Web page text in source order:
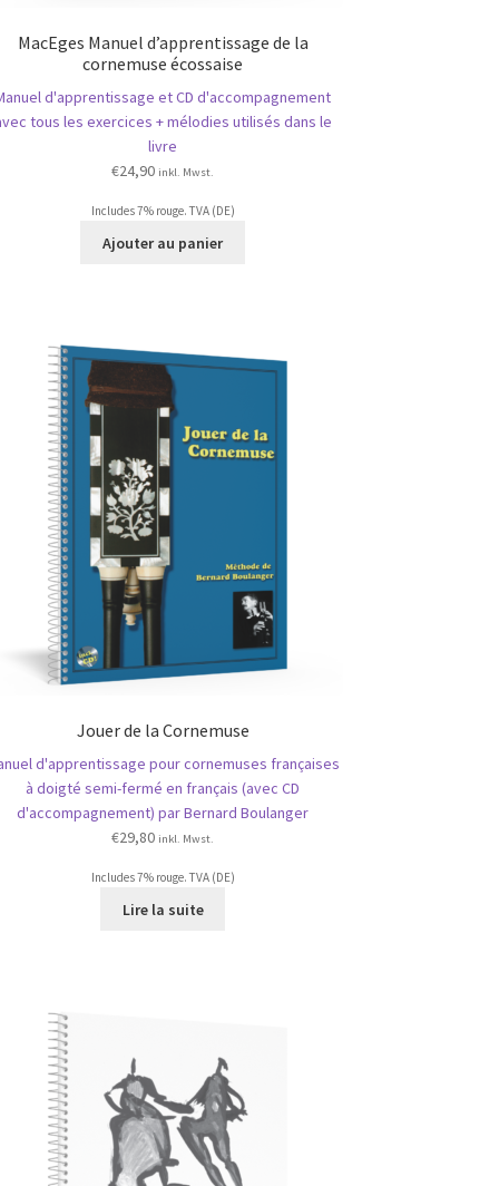
MacEges Manuel d’apprentissage de la
cornemuse écossaise
d'apprentissage et CD d'accompagnement
tous les exercices + mélodies utilisés dans le
livre
€24,90 inkl. Mwst.
Includes 7% rouge. TVA (DE)
Ajouter au panier
Jouer de la Cornemuse
d'apprentissage pour cornemuses françaises
à doigté semi-fermé en français (avec CD
d'accompagnement) par Bernard Boulanger
€29,80 inkl. Mwst.
Includes 7% rouge. TVA (DE)
Lire la suite